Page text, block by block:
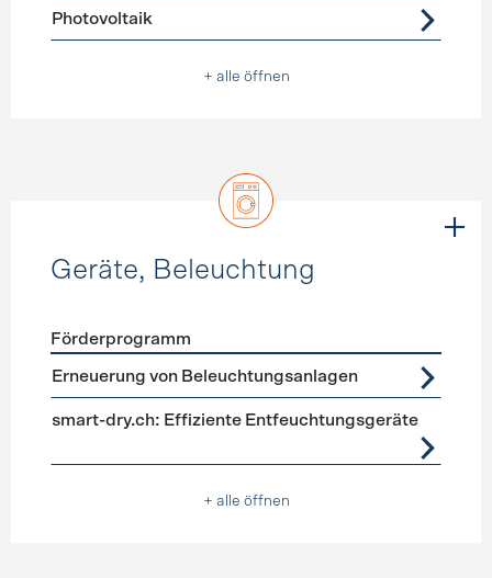
Photovoltaik
+ alle öffnen
Geräte, Beleuchtung
Förderprogramme Geräte, Beleuchtung
Förderprogramm
Erneuerung von Beleuchtungsanlagen
smart-dry.ch: Effiziente Entfeuchtungsgeräte
+ alle öffnen